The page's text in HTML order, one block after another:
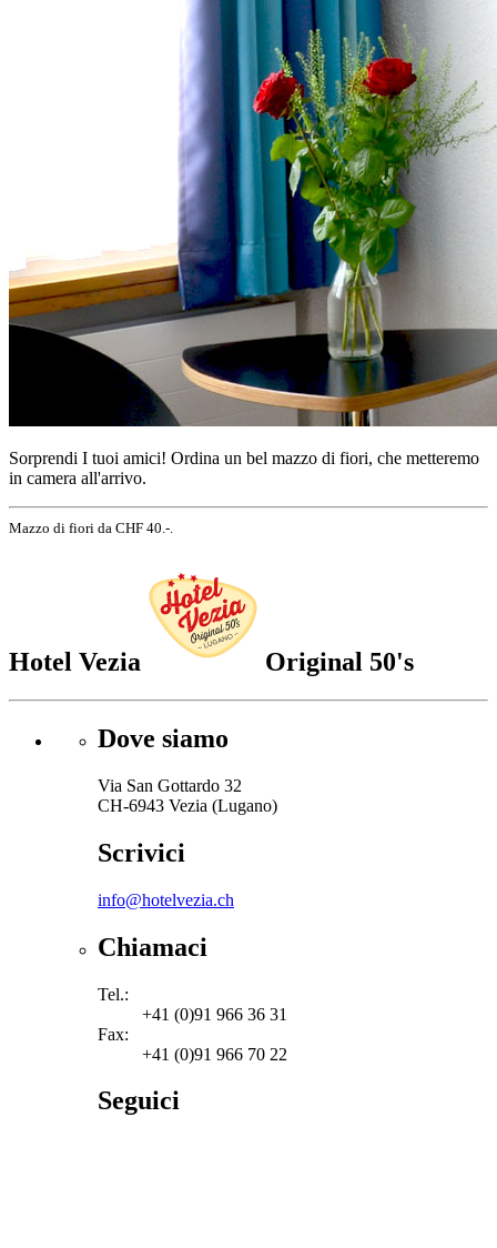
Sorprendi I tuoi amici! Ordina un bel mazzo di fiori, che metteremo
in camera all'arrivo.
Mazzo di fiori da CHF 40.-.
Hotel Vezia Original 50's
Dove siamo
Via San Gottardo 32
CH-6943 Vezia (Lugano)
Scrivici
info@hotelvezia.ch
Chiamaci
Tel.:
+41 (0)91 966 36 31
Fax:
+41 (0)91 966 70 22
Seguici